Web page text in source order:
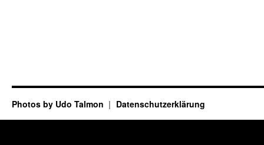
Photos by Udo Talmon Datenschutzerklärung